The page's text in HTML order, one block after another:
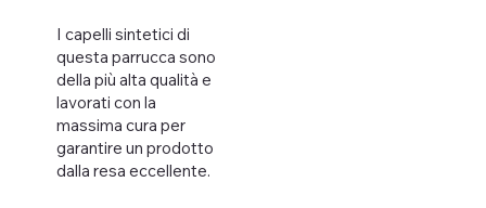
I capelli sintetici di
questa parrucca sono
della più alta qualità e
lavorati con la
massima cura per
garantire un prodotto
dalla resa eccellente.